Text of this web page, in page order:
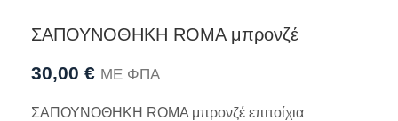
ΣΑΠΟΥΝΟΘΗΚΗ ROMA μπρονζέ
30,00 € ΜΕ ΦΠΑ
ΣΑΠΟΥΝΟΘΗΚΗ ROMA μπρονζέ επιτοίχια